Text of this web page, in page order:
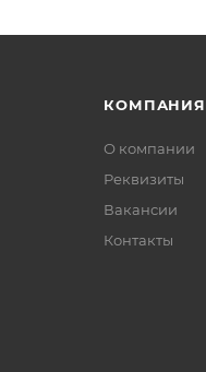
КОМПАНИЯ
О компании
Реквизиты
Вакансии
Контакты